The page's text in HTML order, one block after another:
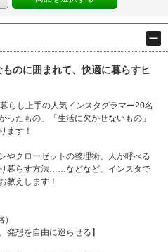
のに囲まれて、快適に暮らすヒ
らし上手の人気インスタグラマー20名
たもの」「生活に欠かせないもの」
ます！
やクローゼットの整理術、人が呼べる
暮らす方法……などなど、インスタで
教えします！
発想を自由に巡らせる】